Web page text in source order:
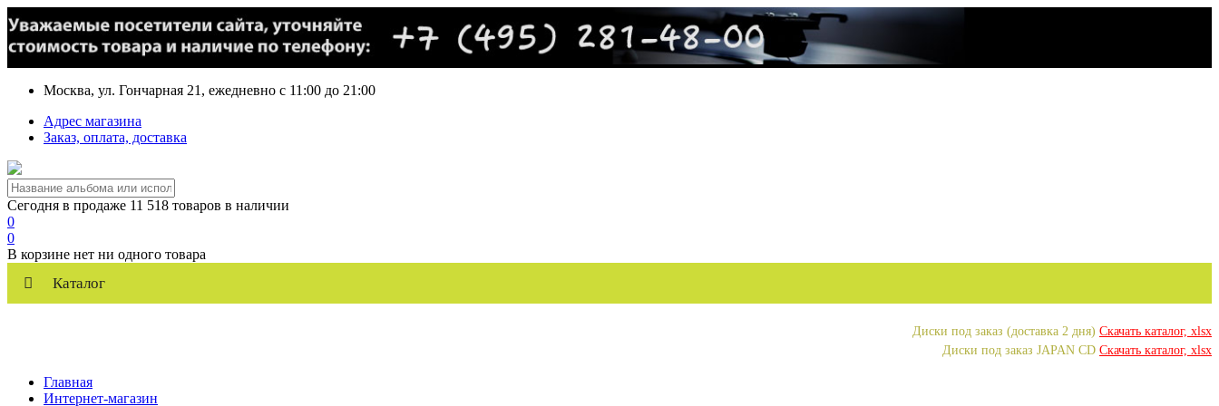
Москва, ул. Гончарная 21, ежедневно с 11:00 до 21:00
Адрес магазина
Заказ, оплата, доставка
Сегодня в продаже 11 518 товаров в наличии
0
0
В корзине нет ни одного товара
Каталог
Диски под заказ (доставка 2 дня) Скачать каталог, xlsx
Диски под заказ JAPAN CD Скачать каталог, xlsx
Главная
Интернет-магазин